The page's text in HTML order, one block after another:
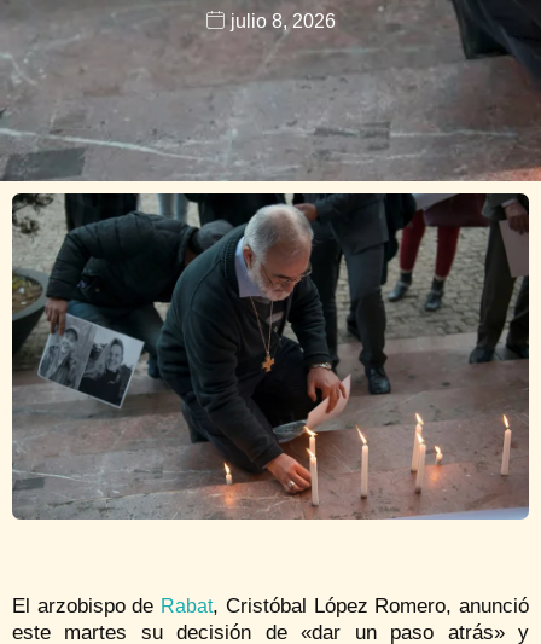
julio 8, 2026
El arzobispo de Rabat, Cristóbal López Romero, anunció
este martes su decisión de «dar un paso atrás» y